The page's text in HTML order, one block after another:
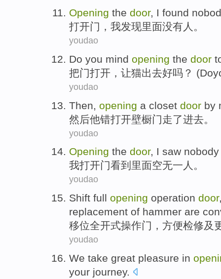
Opening the door, I found
打开门 ， 我发现里面没有人 。
youdao
Do you mind opening the door
把门打开， 让猫出去好吗？ (Do
youdao
Then opening a closet door by
然后他错打开壁橱门走了进去。
youdao
Opening the door, I saw
我打开门看到 里面空无一 人。
youdao
Shift full opening operation door
replacement of hammer are
移位全开式操作门 ，方便检修及
youdao
We take great pleasure in
your journey.